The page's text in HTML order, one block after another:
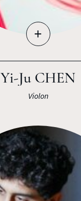
+
Yi-Ju CHEN
Violon